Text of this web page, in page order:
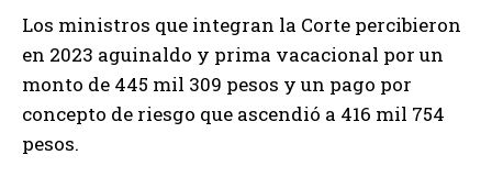
Los ministros que integran la Corte percibieron
en 2023 aguinaldo y prima vacacional por un
monto de 445 mil 309 pesos y un pago por
concepto de riesgo que ascendió a 416 mil 754
pesos.